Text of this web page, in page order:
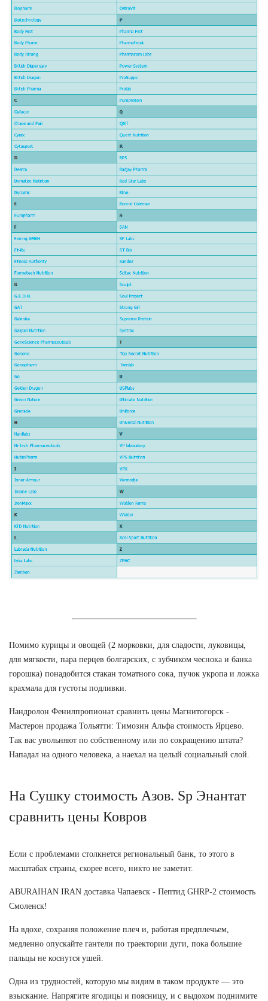
Помимо курицы и овощей (2 морковки, для сладости, луковицы,
для мягкости, пара перцев болгарских, с зубчиком чеснока и банка
горошка) понадобится стакан томатного сока, пучок укропа и ложка
крахмала для густоты подливки.
Нандролон Фенилпропионат сравнить цены Магнитогорск -
Мастерон продажа Тольятти: Tимозин Альфа стоимость Ярцево.
Так вас увольняют по собственному или по сокращению штата?
Нападал на одного человека, а наехал на целый социальный слой.
На Сушку стоимость Азов. Sp Энантат
сравнить цены Ковров
Если с проблемами столкнется региональный банк, то этого в
масштабах страны, скорее всего, никто не заметит.
ABURAIHAN IRAN доставка Чапаевск - Пептид GHRP-2 стоимость
Смоленск!
На вдохе, сохраняя положение плеч и, работая предплечьем,
медленно опускайте гантели по траектории дуги, пока большие
пальцы не коснутся ушей.
Одна из трудностей, которую мы видим в таком продукте — это
взыскание. Напрягите ягодицы и поясницу, и с выдохом поднимите